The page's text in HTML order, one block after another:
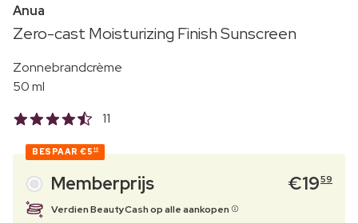
Anua
Zero-cast Moisturizing Finish Sunscreen
Zonnebrandcrème
50 ml
11
BESPAAR €5 10
Memberprijs €1959
Verdien BeautyCash op alle aankopen